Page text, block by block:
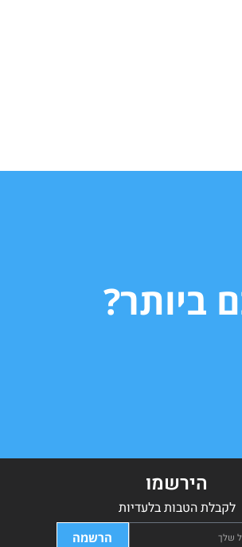
ביותר?
הירשמו
לקבלת הטבות בלעדיות
הרשמה